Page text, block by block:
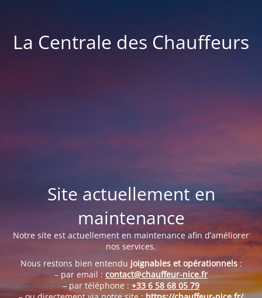
La Centrale des Chauffeurs
Site actuellement en
maintenance
Notre site est actuellement en maintenance afin d’améliorer
nos services.
Nous restons bien entendu joignables et opérationnels:
– par email :contact@chauffeur-nice.fr
– par téléphone : +33 6 58 68 05 79